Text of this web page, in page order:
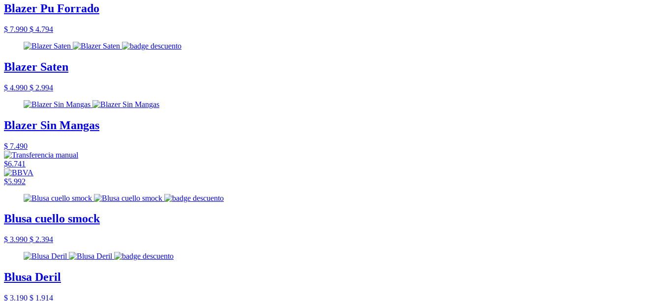
Blazer Pu Forrado
$ 7.990 $ 4.794
Blazer Saten
$ 4.990 $ 2.994
Blazer Sin Mangas
$ 7.490
$6.741
$5.992
Blusa cuello smock
$ 3.990 $ 2.394
Blusa Deril
$ 3.190 $ 1.914